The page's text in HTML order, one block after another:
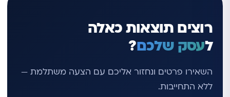
רוצים תוצאות כאלה
לעסק שלכם?
השאירו פרטים ונחזור אליכם עם הצעה משתלמת —
ללא התחייבות.